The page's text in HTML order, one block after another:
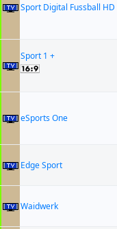
Sport Digital Fussball HD
Sport 1 +
eSports One
Edge Sport
Waidwerk